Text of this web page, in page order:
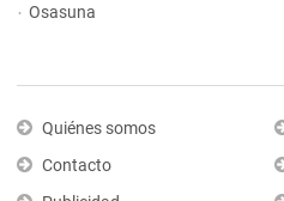
Osasuna
Quiénes somos
Contacto